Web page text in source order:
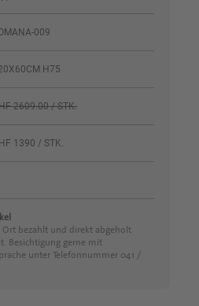
009
H75
2609.00 / STK.
1390 / STK.
bezahlt und direkt abgeholt
Besichtigung gerne mit
unter Telefonnummer 041 /